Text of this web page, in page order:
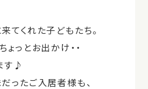
てくれた子どもたち。
っとお出かけ・・
す♪
ったご入居者様も、